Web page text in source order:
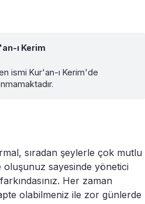
ı Kerim
ismi Kur'an-ı Kerim'de
sıradan şeylerle çok mutlu
sayesinde yönetici
Her zaman
olabilmeniz ile zor günlerde